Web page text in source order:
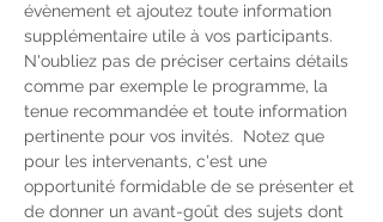
évènement et ajoutez toute information
supplémentaire utile à vos participants.
N'oubliez pas de préciser certains détails
comme par exemple le programme, la
tenue recommandée et toute information
pertinente pour vos invités.  Notez que
pour les intervenants, c'est une
opportunité formidable de se présenter et
de donner un avant-goût des sujets dont